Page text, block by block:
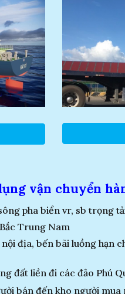
vận chuyển
pha biển vr, sb trọng
Trung Nam
địa, bến bãi luồng hạn
đất liềnđi các đảo Phú
bán đến kho người